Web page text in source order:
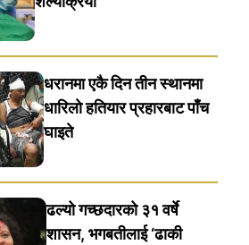
धरानमा एकै दिन तीन स्थानमा
धारिलाे हतियार प्रहारबाट पाँच
घाइते
ढल्यो गच्छदारको ३१ वर्षे
शासन, भगबतीलाई ‘ढाकी